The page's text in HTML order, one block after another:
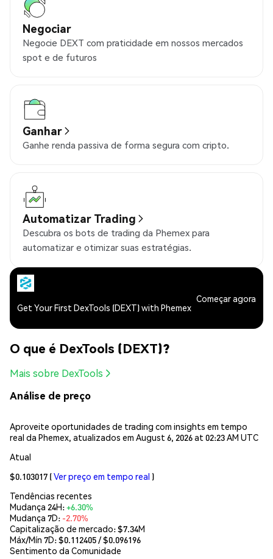
Negociar
Negocie DEXT com praticidade em nossos mercados
spot e de futuros
Ganhar
Ganhe renda passiva de forma segura com cripto.
Automatizar Trading
Descubra os bots de trading da Phemex para
automatizar e otimizar suas estratégias.
Get Your First DexTools (DEXT) with Phemex
Começar agora
O que é DexTools (DEXT)?
Mais sobre DexTools
Análise de preço
Aproveite oportunidades de trading com insights em tempo
real da Phemex, atualizados em August 6, 2026 at 02:23 AM UTC
Atual
$0.103017 (Ver preço em tempo real )
Tendências recentes
Mudança 24H:+6.30%
Mudança 7D: -2.70%
Capitalização de mercado:$7.34M
Máx/Mín 7D: $0.112405/ $0.096196
Sentimento da Comunidade